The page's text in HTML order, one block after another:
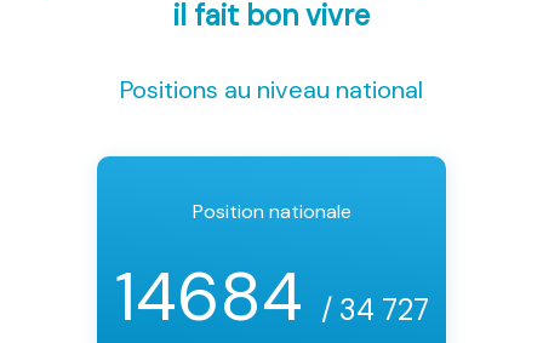
il fait bon vivre
Positions au niveau national
Position nationale
14684 / 34 727